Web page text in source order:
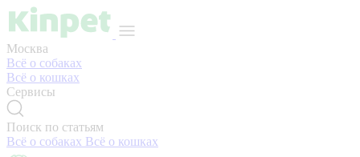
Москва
Всё о собаках
Всё о кошках
Сервисы
Поиск по статьям
Всё о собаках Всё о кошках